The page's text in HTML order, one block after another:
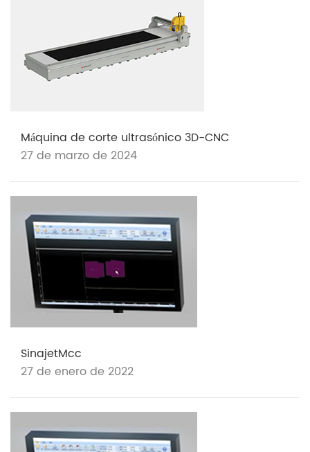
Máquina de corte ultrasónico 3D-CNC
27 de marzo de 2024
SinajetMcc
27 de enero de 2022